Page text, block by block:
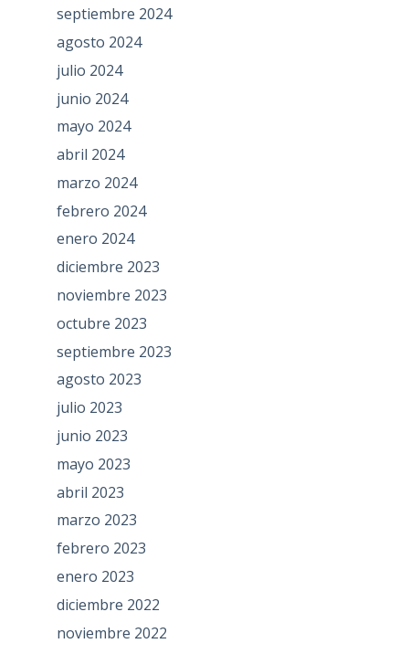
septiembre 2024
agosto 2024
julio 2024
junio 2024
mayo 2024
abril 2024
marzo 2024
febrero 2024
enero 2024
diciembre 2023
noviembre 2023
octubre 2023
septiembre 2023
agosto 2023
julio 2023
junio 2023
mayo 2023
abril 2023
marzo 2023
febrero 2023
enero 2023
diciembre 2022
noviembre 2022